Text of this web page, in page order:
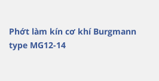
Phớt làm kín cơ khí Burgmann
type MG12-14